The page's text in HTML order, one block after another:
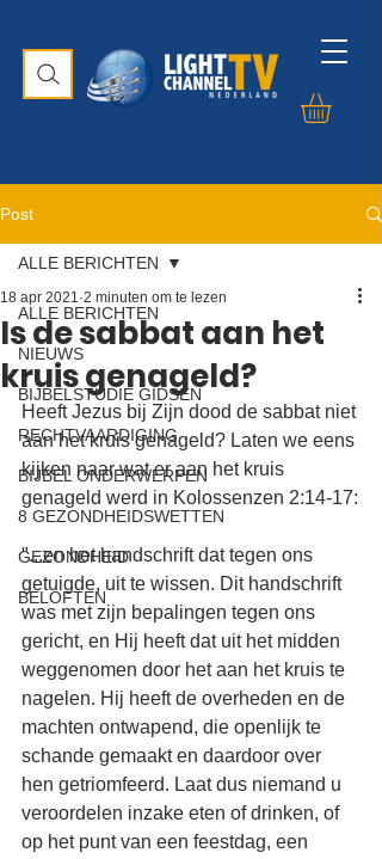
Post
ALLE BERICHTEN
NIEUWS
BIJBELSTUDIE GIDSEN
RECHTVAARDIGING
BIJBEL ONDERWERPEN
8 GEZONDHEIDSWETTEN
GEZONDHEID
BELOFTEN
ALLE BERICHTEN
Is de sabbat aan het
kruis genageld?
18 apr 2021 2 minuten om te lezen
Heeft Jezus bij Zijn dood de sabbat niet
aan het kruis genageld? Laten we eens
kijken naar wat er aan het kruis
genageld werd in Kolossenzen 2:14-17:
"...en het handschrift dat tegen ons
getuigde, uit te wissen. Dit handschrift
was met zijn bepalingen tegen ons
gericht, en Hij heeft dat uit het midden
weggenomen door het aan het kruis te
nagelen. Hij heeft de overheden en de
machten ontwapend, die openlijk te
schande gemaakt en daardoor over
hen getriomfeerd. Laat dus niemand u
veroordelen inzake eten of drinken, of
op het punt van een feestdag, een